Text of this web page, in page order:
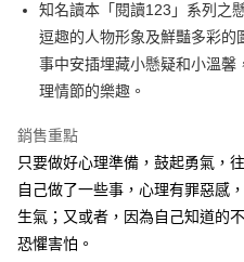
Apple Pay
街口支付
悠遊付
ATM付款
全家取貨付款
每筆NT$50，滿NT$499(含以上)
知名讀本「閱讀123」系列之
逗趣的人物形象及鮮豔多彩的
事中安插埋藏小懸疑和小溫馨
理情節的樂趣。
銷售重點
只要做好心理準備，鼓起勇氣，
自己做了一些事，心理有罪惡感
生氣；又或者，因為自己知道的
恐懼害怕。